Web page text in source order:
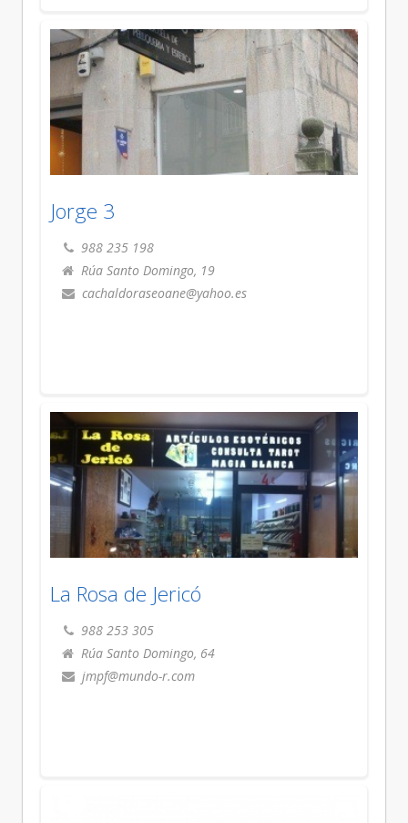
Jorge 3
988 235 198
Rúa Santo Domingo, 19
cachaldoraseoane@yahoo.es
La Rosa de Jericó
988 253 305
Rúa Santo Domingo, 64
jmpf@mundo-r.com